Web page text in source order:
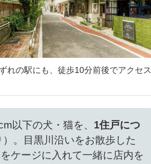
れの駅にも、徒歩10分前後でアクセス
以下の犬・猫を、 1住戸につ
。目黒川沿いをお散歩した
ケージに入れて一緒に店内を